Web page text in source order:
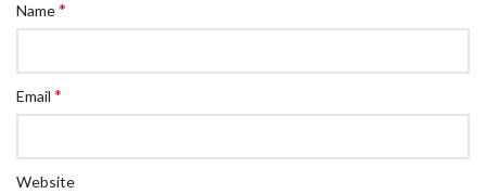
Name*
Email *
Website